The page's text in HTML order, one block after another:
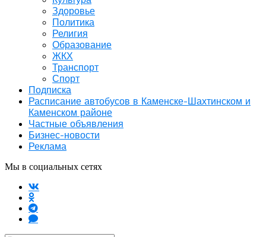
Здоровье
Политика
Религия
Образование
ЖКХ
Транспорт
Спорт
Подписка
Расписание автобусов в Каменске-Шахтинском и
Каменском районе
Частные объявления
Бизнес-новости
Реклама
Мы в социальных сетях